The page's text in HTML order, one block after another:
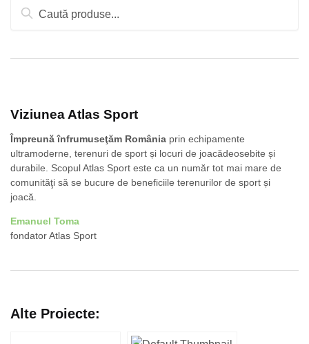
Caută
Viziunea Atlas Sport
Împreună înfrumuseţăm România prin echipamente
ultramoderne, terenuri de sport și locuri de joacădeosebite și
durabile. Scopul Atlas Sport este ca un număr tot mai mare de
comunităţi să se bucure de beneficiile terenurilor de sport și
joacă.
Emanuel Toma
fondator Atlas Sport
Alte Proiecte: